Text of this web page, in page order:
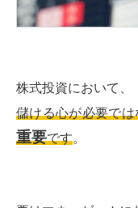
株式投資において、
儲ける心が必要では
重要です。